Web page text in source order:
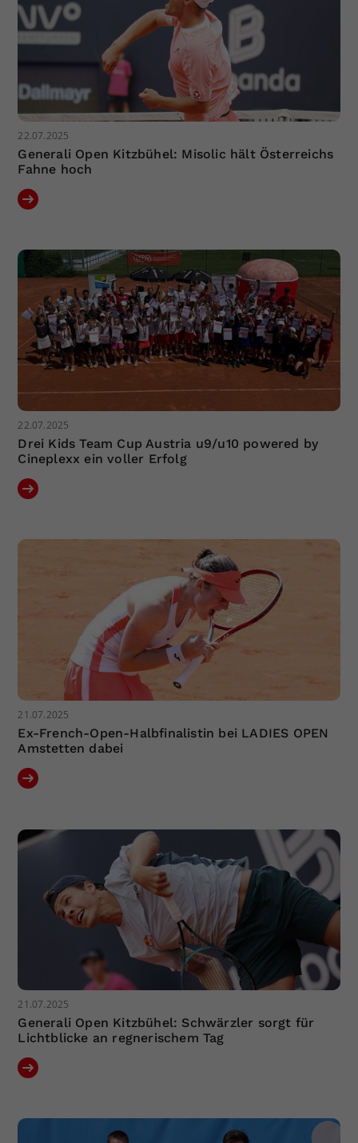
22.07.2025
Generali Open Kitzbühel: Misolic hält Österreichs
Fahne hoch
22.07.2025
Drei Kids Team Cup Austria u9/u10 powered by
Cineplexx ein voller Erfolg
21.07.2025
Ex-French-Open-Halbfinalistin bei LADIES OPEN
Amstetten dabei
21.07.2025
Generali Open Kitzbühel: Schwärzler sorgt für
Lichtblicke an regnerischem Tag